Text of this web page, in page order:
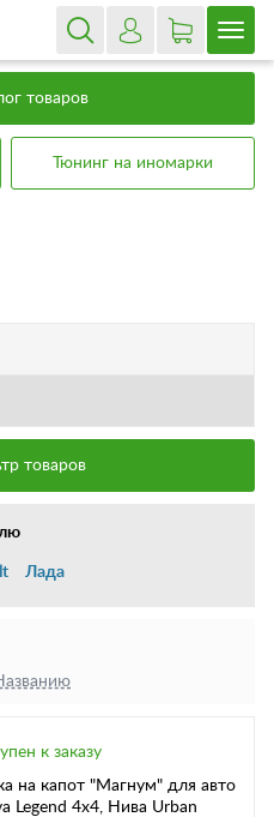
товаров
Тюнинг на иномарки
товаров
Лада
к заказу
на капот "Магнум" для авто
Legend 4x4, Нива Urban